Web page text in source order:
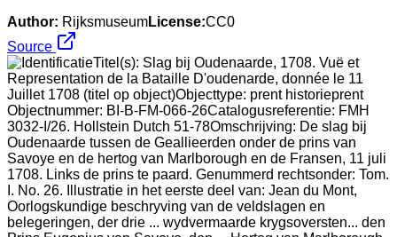
Author: RijksmuseumLicense:CC0
Source